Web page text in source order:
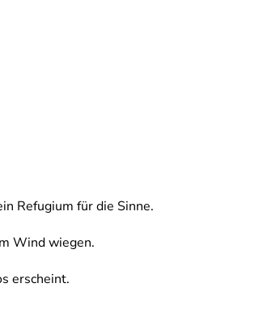
Refugium für die Sinne.
Wind wiegen.
erscheint.